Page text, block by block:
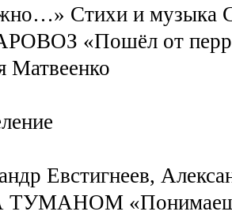
Стихи и музыка
«Пошёл от
Матвеенко
Евстигнеев,
ТУМАНОМ